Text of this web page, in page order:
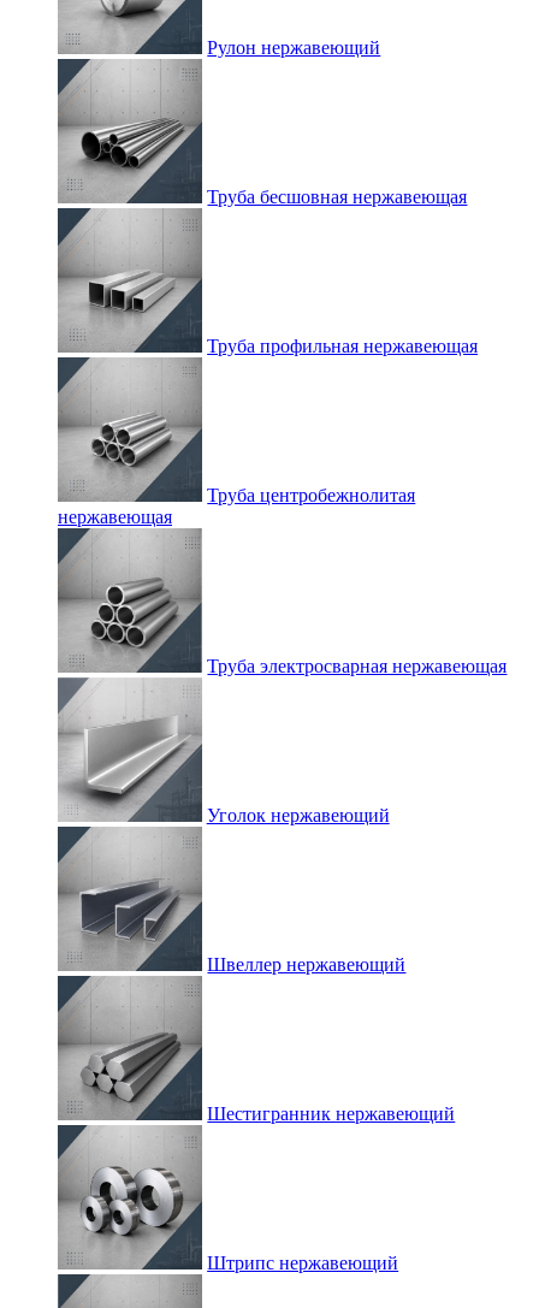
Рулон нержавеющий
Труба бесшовная нержавеющая
Труба профильная нержавеющая
Труба центробежнолитая
нержавеющая
Труба электросварная нержавеющая
Уголок нержавеющий
Швеллер нержавеющий
Шестигранник нержавеющий
Штрипс нержавеющий